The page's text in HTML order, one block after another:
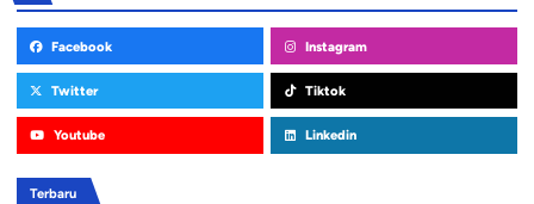
Facebook Instagram
Twitter Tiktok
Youtube Linkedin
Terbaru